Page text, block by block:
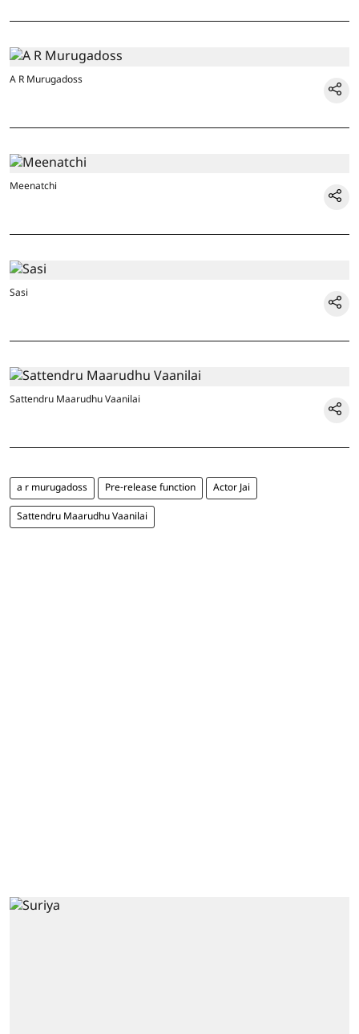
A R Murugadoss
Meenatchi
Sasi
Sattendru Maarudhu Vaanilai
a r murugadoss Pre-release function Actor Jai
Sattendru Maarudhu Vaanilai